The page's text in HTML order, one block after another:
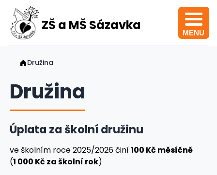
ZŠ a MŠ Sázavka MENU
Družina
Družina
Úplata za školní družinu
ve školním roce 2025/2026 činí100 Kč měsíčně
(1 000 Kč za školní rok)